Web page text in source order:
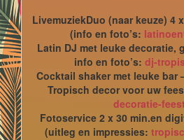
LivemuziekDuo (naar keuze) 4
(info en foto’s:
Latin DJ met leuke decoratie,
info en foto’s: dj-
Cocktail shaker met leuke bar
Tropisch decor voor uw
decoratie-
Fotoservice 2 x 30 min.en
(uitleg en impressies: